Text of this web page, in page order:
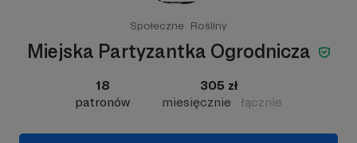
Społeczne Rośliny
Miejska Partyzantka Ogrodnicza
18
patronów
305 zł
miesięcznie
łącznie